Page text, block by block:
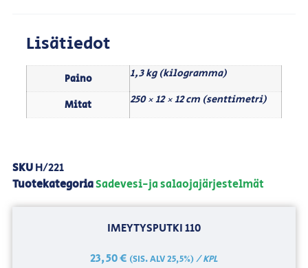
Lisätiedot
Paino 1,3 kg (kilogramma)
Mitat 250 × 12 × 12 cm (senttimetri)
SKUH/221
TuotekategoriaSadevesi-ja salaojajärjestelmät
IMEYTYSPUTKI 110
23,50€ (SIS. ALV 25,5%)/ KPL